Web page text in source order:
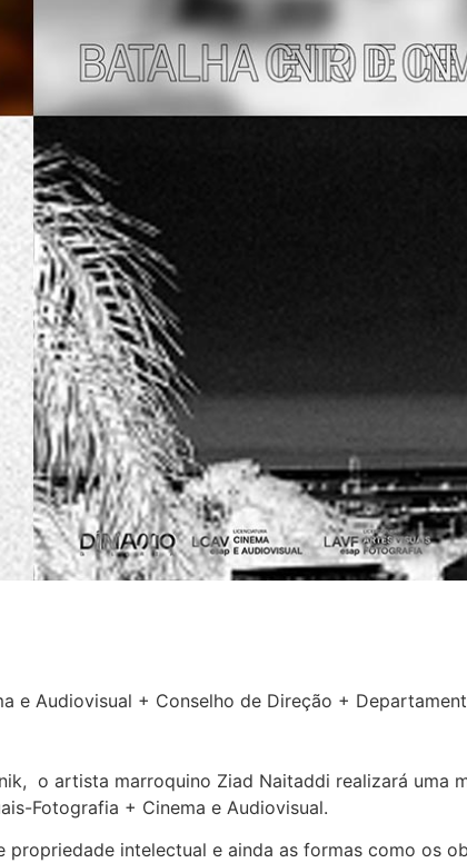
Audiovisual + Conselho de Direção +
o artista marroquino Ziad Naitaddi realizará uma
Fotografia + Cinema e Audiovisual.
intelectual e ainda as formas como os